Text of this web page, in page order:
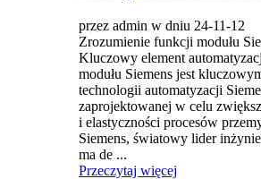
przez admin w dniu 24-11-12
Zrozumienie funkcji modułu
Kluczowy element
modułu Siemens jest
technologii automatyzacji
zaprojektowanej w celu
i elastyczności procesów
Siemens, światowy lider
ma de ...
Przeczytaj więcej